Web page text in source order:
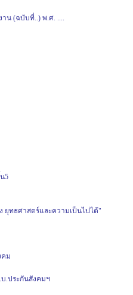
น (ฉบับที่..) พ.ศ. ....
5
ยุทธศาสตร์และความเป็นไปได้"
คม
.ประกันสังคมฯ